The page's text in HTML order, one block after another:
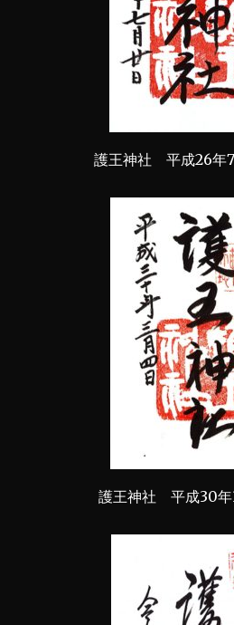
護王神社 平成26年
護王神社 平成30年